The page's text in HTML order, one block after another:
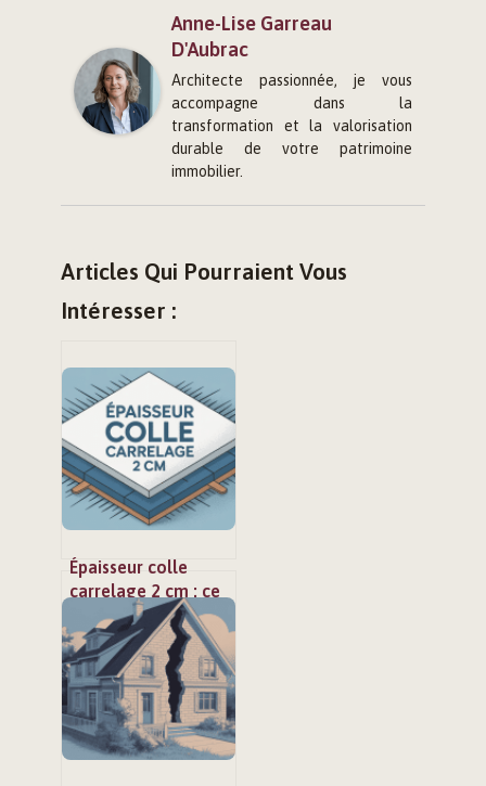
Anne-Lise Garreau
D'Aubrac
Architecte passionnée, je vous
accompagne dans la
transformation et la valorisation
durable de votre patrimoine
immobilier.
Articles Qui Pourraient Vous
Intéresser :
Épaisseur colle
carrelage 2 cm : ce
qu’il faut vraiment
respecter